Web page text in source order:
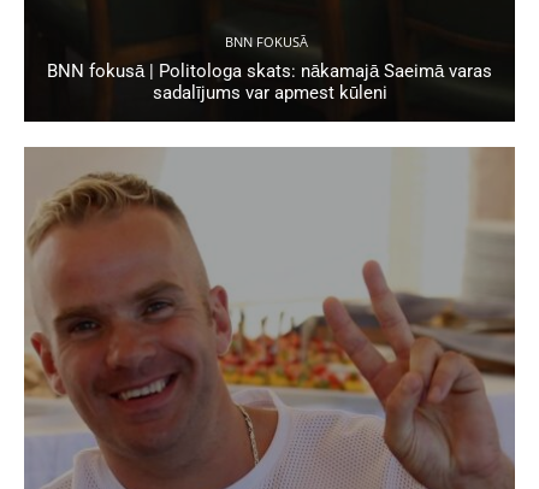
BNN FOKUSĀ
BNN fokusā | Politologa skats: nākamajā Saeimā varas
sadalījums var apmest kūleni